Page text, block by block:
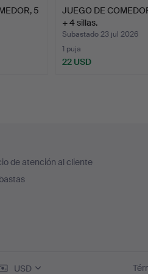
5
JUEGO DE
+ 4 sillas.
Subastado 23 jul 2026
1 puja
22 USD
de atención al cliente
USD